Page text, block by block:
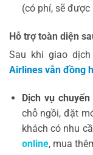
(có phí, sẽ
Hỗ trợ toàn diện
Sau khi giao
Airlines vẫn đồng
Dịch vụ chuyến
chỗ ngồi, đặt
khách có nhu
online, mua